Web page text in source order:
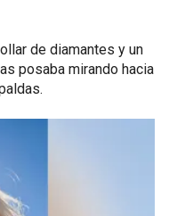
de diamantes y un
posaba mirando hacia